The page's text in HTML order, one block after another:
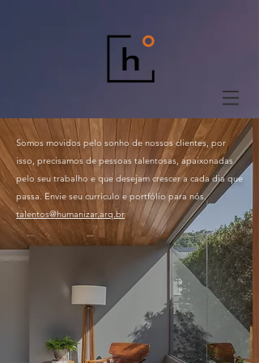
Somos movidos pelo sonho de nossos clientes, por
isso, precisamos de pessoas talentosas, apaixonadas
pelo seu trabalho e que desejam crescer a cada dia que
passa.Envie seu currículo e portfólio para nós.
talentos@humanizar.arq.br